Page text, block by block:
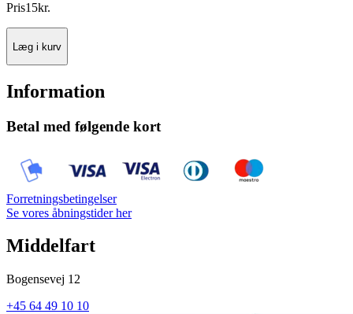
Pris15kr.
Læg i kurv
Information
Betal med følgende kort
Forretningsbetingelser
Se vores åbningstider her
Middelfart
Bogensevej 12
+45 64 49 10 10